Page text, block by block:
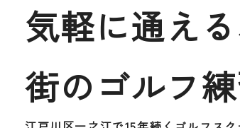
気軽に通える
街のゴルフ